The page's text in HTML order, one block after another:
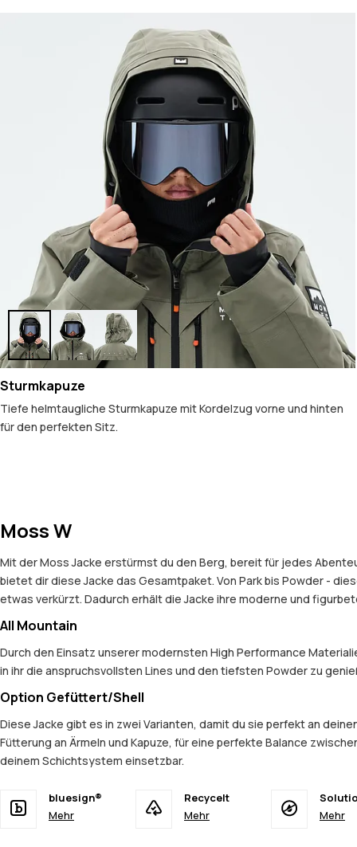
Sturmkapuze
Tiefe helmtaugliche Sturmkapuze mit Kordelzug vorne und hinten
für den perfekten Sitz.
Moss W
Mit der Moss Jacke erstürmst du den Berg, bereit für jedes
bietet dir diese Jacke das Gesamtpaket. Von Park bis Powder -
etwas verkürzt. Dadurch erhält die Jacke ihre moderne und
All Mountain
Durch den Einsatz unserer modernsten High Performance
in ihr die anspruchsvollsten Lines und den tiefsten Powder zu
Option Gefüttert/Shell
Diese Jacke gibt es in zwei Varianten, damit du sie perfekt an
Fütterung an Ärmeln und Kapuze, für eine perfekte Balance
deinem Schichtsystem einsetzbar.
bluesign®
Mehr
Recycelt
Mehr
Mehr